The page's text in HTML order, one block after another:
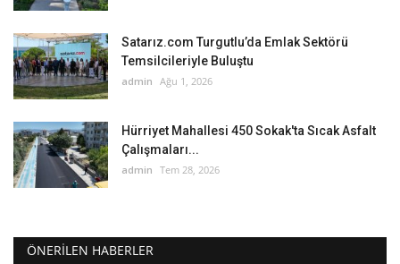
Satarız.com Turgutlu’da Emlak Sektörü
Temsilcileriyle Buluştu
admin Ağu 1, 2026
Hürriyet Mahallesi 450 Sokak'ta Sıcak Asfalt
Çalışmaları...
admin Tem 28, 2026
ÖNERILEN HABERLER